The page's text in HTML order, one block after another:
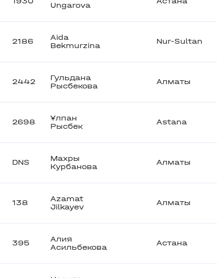
Ungarova
2186
Aida
Bekmurzina
Nur-Sultan
2442
Гульдана
Рысбекова
Алматы
2698
Ұлпан
Рысбек
Astana
DNS
Махры
Курбанова
Алматы
138
Azamat
Jilkayev
Алматы
395
Алия
Асильбекова
Астана